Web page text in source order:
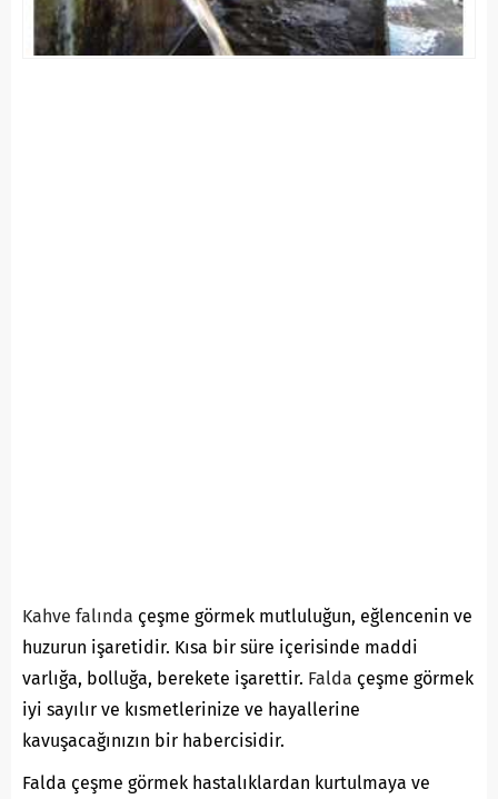
Kahve falında çeşme görmek mutluluğun, eğlencenin ve
huzurun işaretidir. Kısa bir süre içerisinde maddi
varlığa, bolluğa, berekete işarettir. Falda çeşme görmek
iyi sayılır ve kısmetlerinize ve hayallerine
kavuşacağınızın bir habercisidir.
Falda çeşme görmek hastalıklardan kurtulmaya ve